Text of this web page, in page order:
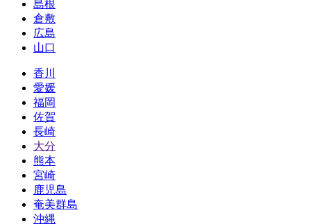
島根
倉敷
広島
山口
香川
愛媛
福岡
佐賀
長崎
大分
熊本
宮崎
鹿児島
奄美群島
沖縄